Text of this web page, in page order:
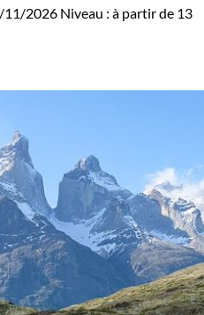
11/2026 Niveau : à partir de 13